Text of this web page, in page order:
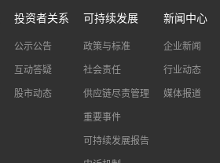
投资者关系
公示公告
互动答疑
股市动态
可持续发展
政策与标准
社会责任
供应链尽责管理
重要事件
可持续发展报告
新闻中心
企业新闻
行业动态
媒体报道